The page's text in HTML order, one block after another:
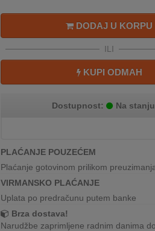
DODAJ U KORPU
ILI
KUPI ODMAH
Dostupnost: Na
PLAĆANJE POUZEĆEM
Plaćanje gotovinom prilikom
VIRMANSKO PLAĆANJE
Uplata po predračunu putem banke
Brza dostava!
Narudžbe zaprimljene radnim danima